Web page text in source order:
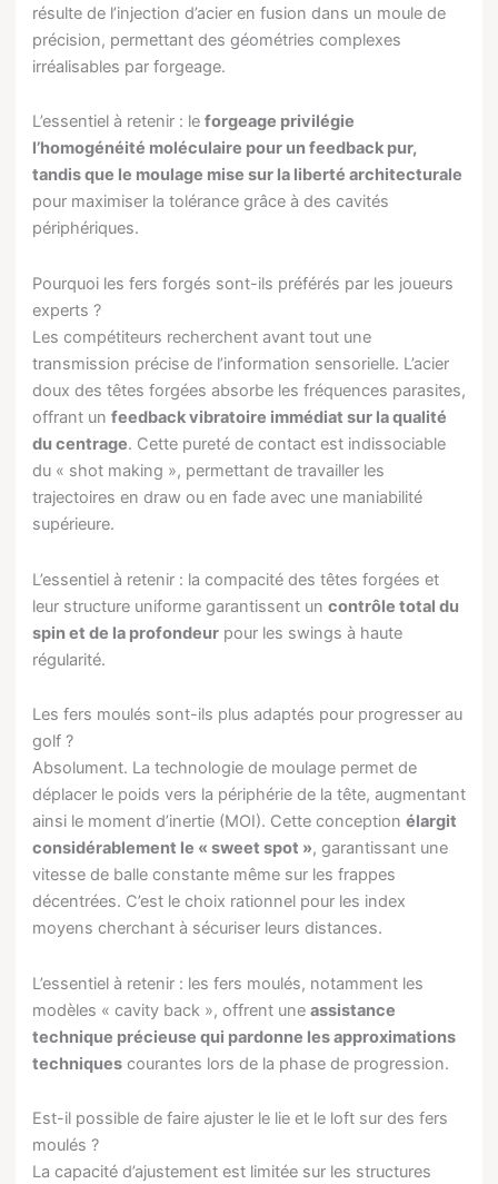
résulte de l’injection d’acier en fusion dans un moule de
précision, permettant des géométries complexes
irréalisables par forgeage.
L’essentiel à retenir : le forgeage privilégie
l’homogénéité moléculaire pour un feedback pur,
tandis que le moulage mise sur la liberté architecturale
pour maximiser la tolérance grâce à des cavités
périphériques.
Pourquoi les fers forgés sont-ils préférés par les joueurs
experts ?
Les compétiteurs recherchent avant tout une
transmission précise de l’information sensorielle. L’acier
doux des têtes forgées absorbe les fréquences parasites,
offrant un feedback vibratoire immédiat sur la qualité
du centrage. Cette pureté de contact est indissociable
du « shot making », permettant de travailler les
trajectoires en draw ou en fade avec une maniabilité
supérieure.
L’essentiel à retenir : la compacité des têtes forgées et
leur structure uniforme garantissent un contrôle total du
spin et de la profondeurpour les swings à haute
régularité.
Les fers moulés sont-ils plus adaptés pour progresser au
golf ?
Absolument. La technologie de moulage permet de
déplacer le poids vers la périphérie de la tête, augmentant
ainsi le moment d’inertie (MOI). Cette conception élargit
considérablement le « sweet spot », garantissant une
vitesse de balle constante même sur les frappes
décentrées. C’est le choix rationnel pour les index
moyens cherchant à sécuriser leurs distances.
L’essentiel à retenir : les fers moulés, notamment les
modèles « cavity back », offrent une assistance
technique précieuse qui pardonne les approximations
techniquescourantes lors de la phase de progression.
Est-il possible de faire ajuster le lie et le loft sur des fers
moulés ?
La capacité d’ajustement est limitée sur les structures